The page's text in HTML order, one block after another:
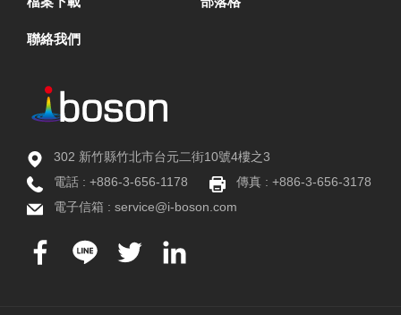
聯絡我們
302 新竹縣竹北市台元二街10號4樓之3
電話 : +886-3-656-1178
傳真 : +886-3-656-3178
電子信箱 : service@i-boson.com